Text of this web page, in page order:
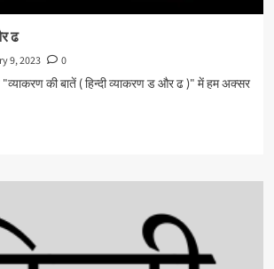
ढ
9, 2023
0
"व्याकरण की बातें ( हिन्दी व्याकरण ड और ढ )" में हम अक्सर